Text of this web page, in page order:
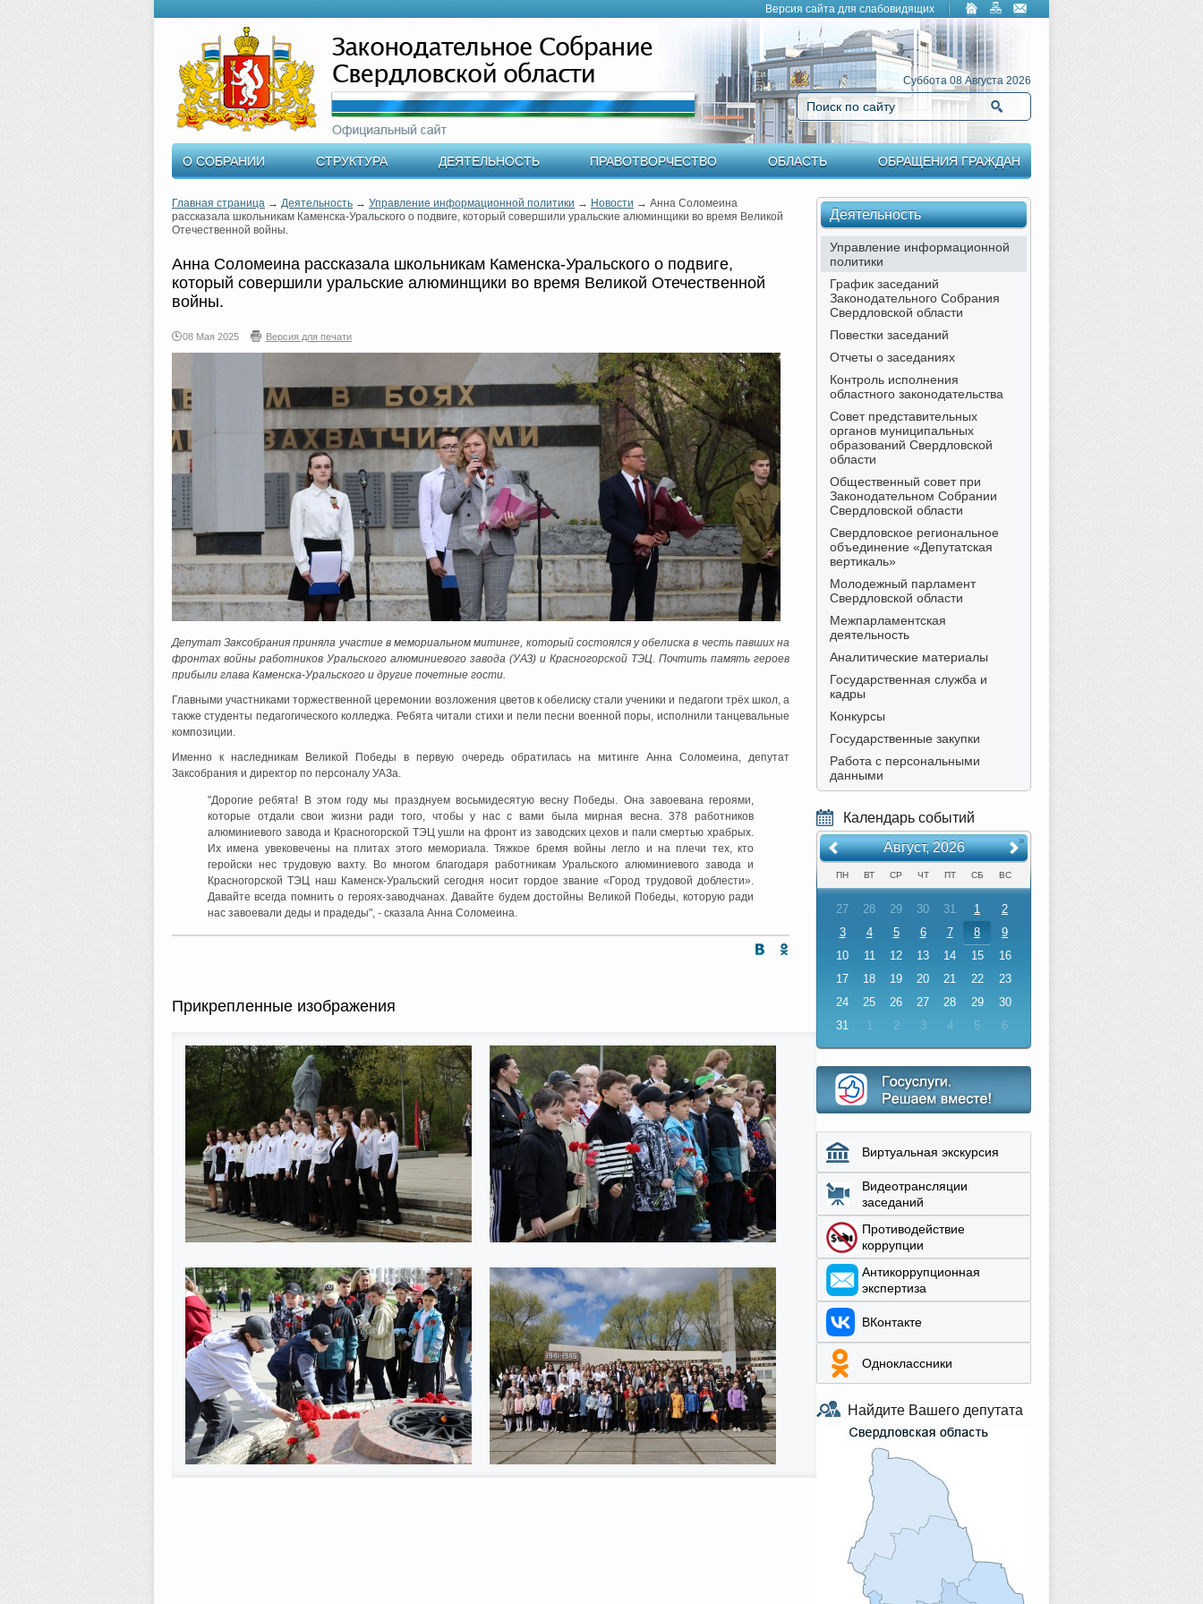
Версия сайта для слабовидящих
Суббота 08 Августа 2026
Поиск по сайту
О СОБРАНИИ СТРУКТУРА ДЕЯТЕЛЬНОСТЬ ПРАВОТВОРЧЕСТВО ОБЛАСТЬ ОБРАЩЕНИЯ ГРАЖДАН
Главная страница → Деятельность → Управление информационной политики → Новости → Анна Соломеина
рассказала школьникам Каменска-Уральского о подвиге, который совершили уральские алюминщики во время Великой
Отечественной войны.
Анна Соломеина рассказала школьникам Каменска-Уральского о подвиге,
который совершили уральские алюминщики во время Великой Отечественной
войны.
08 Мая 2025 Версия для печати
Депутат Заксобрания приняла участие в мемориальном митинге, который состоялся у обелиска в честь павших на
фронтах войны работников Уральского алюминиевого завода (УАЗ) и Красногорской ТЭЦ. Почтить память героев
прибыли глава Каменска-Уральского и другие почетные гости.
Главными участниками торжественной церемонии возложения цветов к обелиску стали ученики и педагоги трёх школ, а
также студенты педагогического колледжа. Ребята читали стихи и пели песни военной поры, исполнили танцевальные
композиции.
Именно к наследникам Великой Победы в первую очередь обратилась на митинге Анна Соломеина, депутат
Заксобрания и директор по персоналу УАЗа.
"Дорогие ребята! В этом году мы празднуем восьмидесятую весну Победы. Она завоевана героями,
которые отдали свои жизни ради того, чтобы у нас с вами была мирная весна. 378 работников
алюминиевого завода и Красногорской ТЭЦ ушли на фронт из заводских цехов и пали смертью храбрых.
Их имена увековечены на плитах этого мемориала. Тяжкое бремя войны легло и на плечи тех, кто
геройски нес трудовую вахту. Во многом благодаря работникам Уральского алюминиевого завода и
Красногорской ТЭЦ наш Каменск-Уральский сегодня носит гордое звание «Город трудовой доблести».
Давайте всегда помнить о героях-заводчанах. Давайте будем достойны Великой Победы, которую ради
нас завоевали деды и прадеды", - сказала Анна Соломеина.
Прикрепленные изображения
Деятельность
Управление информационной
политики
График заседаний
Законодательного Собрания
Свердловской области
Повестки заседаний
Отчеты о заседаниях
Контроль исполнения
областного законодательства
Совет представительных
органов муниципальных
образований Свердловской
области
Общественный совет при
Законодательном Собрании
Свердловской области
Свердловское региональное
объединение «Депутатская
вертикаль»
Молодежный парламент
Свердловской области
Межпарламентская
деятельность
Аналитические материалы
Государственная служба и
кадры
Конкурсы
Государственные закупки
Работа с персональными
данными
Календарь событий
Август, 2026 »
ПН ВТ СР ЧТ ПТ СБ ВС
27 28 29 30 31 1
2
3
4 5 6 7 8
9
10
11 12 13 14 15
16
17
18 19 20 21 22
23
24
25 26 27 28 29
30
31
1 2 3 4 5 6
Интернет приемная
Виртуальная экскурсия
Видеотрансляции
заседаний
Противодействие
коррупции
Aнтикоррупционная
экспертиза
ВКонтакте
Одноклассники
Найдите Вашего депутата